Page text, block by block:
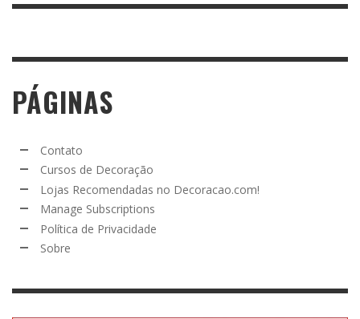
PÁGINAS
Contato
Cursos de Decoração
Lojas Recomendadas no Decoracao.com!
Manage Subscriptions
Política de Privacidade
Sobre